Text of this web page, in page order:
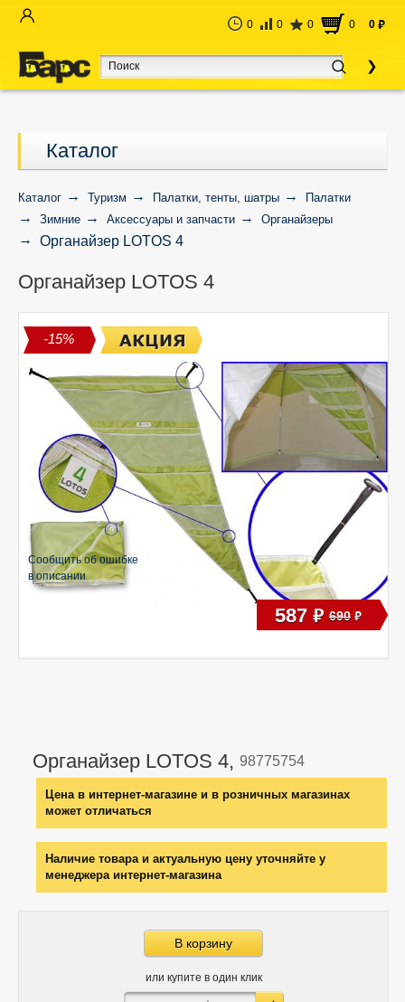
0 0 0 0 0 руб
Каталог
Каталог Туризм Палатки, тенты, шатры
Палатки
Зимние
Аксессуары и запчасти Органайзеры
Органайзер LOTOS 4
Органайзер LOTOS 4
-15%
Органайзер LOTOS 4, 98775754
Цена в интернет-магазине и в розничных магазинах
может отличаться
Наличие товара и актуальную цену уточняйте у
менеджера интернет-магазина
В корзину
или купите в один клик
Сообщить об ошибке
в описании
587 руб 690 руб